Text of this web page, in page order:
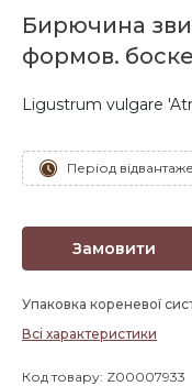
Бирючина
формов.
Ligustrum vulgare
Період
Замовити
Упаковка кореневої
Всі характеристики
Код товару: Z00007933